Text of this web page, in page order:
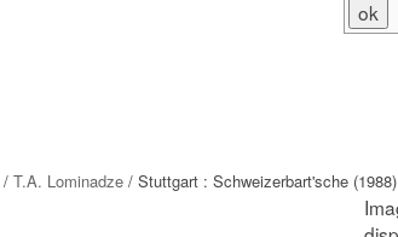
/ T.A. Lominadze / Stuttgart : Schweizerbart'sche (1988)